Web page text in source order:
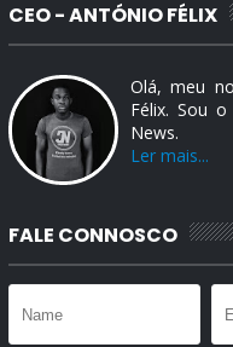
CEO - ANTÓNIO FÉLIX
Olá, meu
Félix. Sou
News.
Ler mais...
FALE CONNOSCO